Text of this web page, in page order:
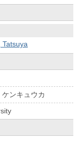
Tatsuya
ンキュウカ